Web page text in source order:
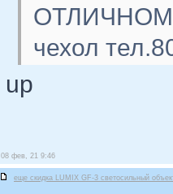
ОТЛИЧНОМ
чехол
up
08 фев, 21 9:46
еще скидка LUMIX GF-3 светосильный